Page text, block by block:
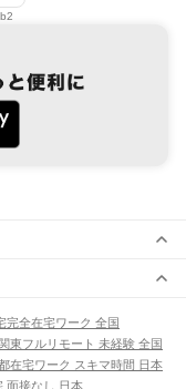
完全在宅ワーク 全国
東フルリモート 未経験 全国
在宅ワーク スキマ時間 日本
面接なし 日本